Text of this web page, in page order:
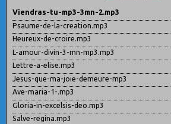
Viendras-tu-mp3-3mn-2.mp3
Psaume-de-la-creation.mp3
Heureux-de-croire.mp3
L-amour-divin-3-mn-mp3.mp3
Lettre-a-elise.mp3
Jesus-que-ma-joie-demeure-mp3
Ave-maria-1-.mp3
Gloria-in-excelsis-deo.mp3
Salve-regina.mp3